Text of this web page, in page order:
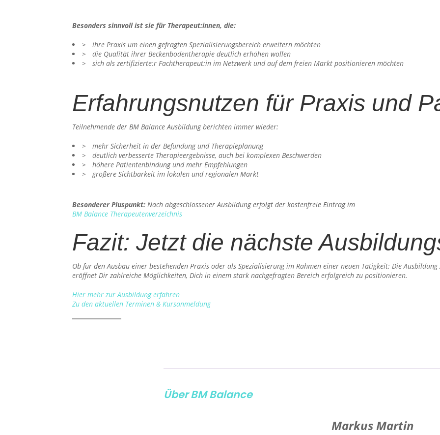
Besonders sinnvoll ist sie für Therapeut:innen, die:
ihre Praxis um einen gefragten Spezialisierungsbereich erweitern möchten
die Qualität ihrer Beckenbodentherapie deutlich erhöhen wollen
sich als zertifizierte:r Fachtherapeut:in im Netzwerk und auf dem freien Markt positionieren möchten
Erfahrungsnutzen für Praxis und
Teilnehmende der BM Balance Ausbildung berichten immer wieder:
mehr Sicherheit in der Befundung und Therapieplanung
deutlich verbesserte Therapieergebnisse, auch bei komplexen Beschwerden
höhere Patientenbindung und mehr Empfehlungen
größere Sichtbarkeit im lokalen und regionalen Markt
Besonderer Pluspunkt: Nach abgeschlossener Ausbildung erfolgt der kostenfreie Eintrag im
BM Balance Therapeutenverzeichnis
Fazit: Jetzt die nächste
Ob für den Ausbau einer bestehenden Praxis oder als Spezialisierung im Rahmen einer neuen Tätigkeit: Die
eröffnet Dir zahlreiche Möglichkeiten, Dich in einem stark nachgefragten Bereich erfolgreich zu positionieren.
Hier mehr zur Ausbildung erfahren
Zu den aktuellen Terminen & Kursanmeldung
Über BM Balance
Markus Martin